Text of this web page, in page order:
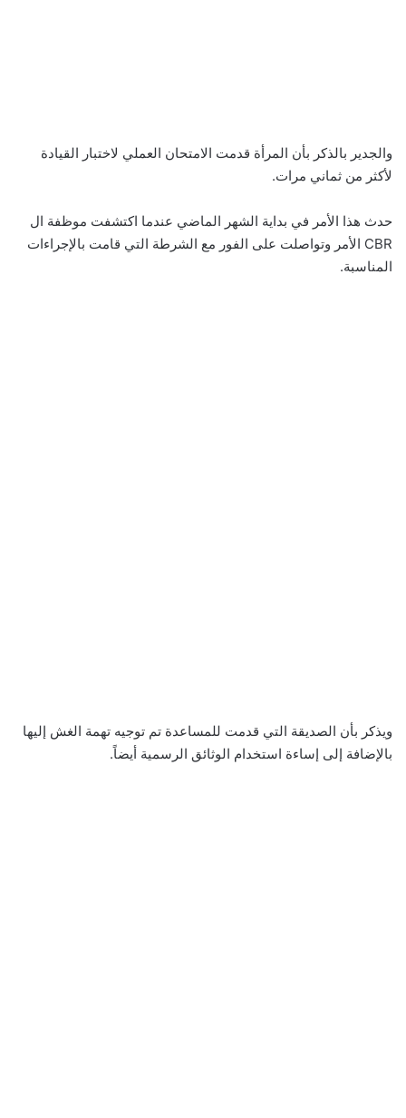
والجدير بالذكر بأن المرأة قدمت الامتحان العملي لاختبار القيادة
لأكثر من ثماني مرات.
حدث هذا الأمر في بداية الشهر الماضي عندما اكتشفت موظفة ال
CBR الأمر وتواصلت على الفور مع الشرطة التي قامت بالإجراءات
المناسبة.
ويذكر بأن الصديقة التي قدمت للمساعدة تم توجيه تهمة الغش إليها
بالإضافة إلى إساءة استخدام الوثائق الرسمية أيضاً.